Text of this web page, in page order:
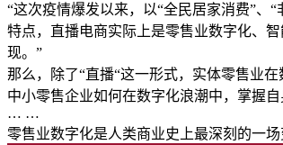
“这次疫情爆发以来，以“全民居家消费”、
特点，直播电商实际上是零售业数字化、
现。”
那么，除了“直播“这一形式，实体零售业
中小零售企业如何在数字化浪潮中，掌握自
… …
零售业数字化是人类商业史上最深刻的一